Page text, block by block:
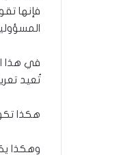
فإنها
في هذا
تُعيد
هكذا
وهكذا